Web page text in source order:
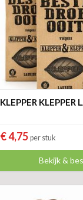
KLEPPER KLEPPER
€ 4,75 per stuk
Bekijk &